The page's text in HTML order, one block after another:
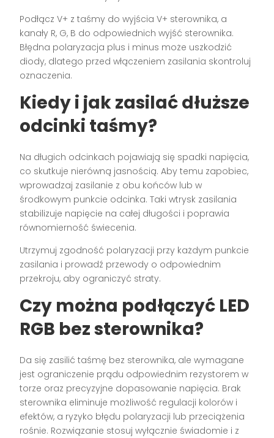
Podłącz V+ z taśmy do wyjścia V+ sterownika, a
kanały R, G, B do odpowiednich wyjść sterownika.
Błędna polaryzacja plus i minus może uszkodzić
diody, dlatego przed włączeniem zasilania skontroluj
oznaczenia.
Kiedy i jak zasilać dłuższe
odcinki taśmy?
Na długich odcinkach pojawiają się spadki napięcia,
co skutkuje nierówną jasnością. Aby temu zapobiec,
wprowadzaj zasilanie z obu końców lub w
środkowym punkcie odcinka. Taki wtrysk zasilania
stabilizuje napięcie na całej długości i poprawia
równomierność świecenia.
Utrzymuj zgodność polaryzacji przy każdym punkcie
zasilania i prowadź przewody o odpowiednim
przekroju, aby ograniczyć straty.
Czy można podłączyć LED
RGB bez sterownika?
Da się zasilić taśmę bez sterownika, ale wymagane
jest ograniczenie prądu odpowiednim rezystorem w
torze oraz precyzyjne dopasowanie napięcia. Brak
sterownika eliminuje możliwość regulacji kolorów i
efektów, a ryzyko błędu polaryzacji lub przeciążenia
rośnie. Rozwiązanie stosuj wyłącznie świadomie i z